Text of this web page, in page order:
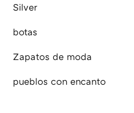
Silver
botas
Zapatos de moda
pueblos con encanto